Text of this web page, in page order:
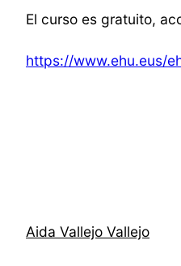
El curso es gratuito,
https://www.ehu.eus/
Aida Vallejo Vallejo